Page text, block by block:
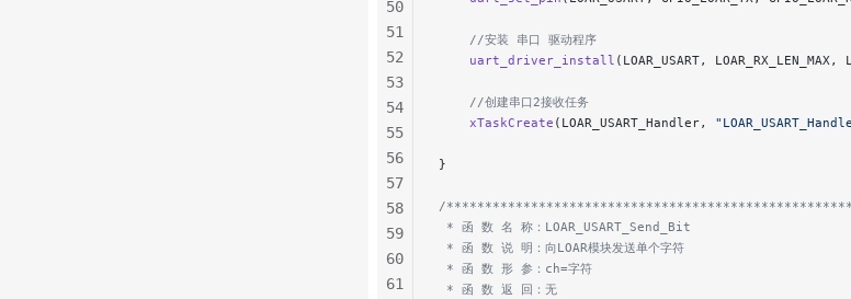
    //安装 串口 驱动程序
    uart_driver_install
(LOAR_USART, LOAR_RX_LEN_MAX,
    //创建串口2接收任务
    xTaskCreate
(LOAR_USART_Handler,
}
/
* 函 数 名 称：LOAR_USART_Send_Bit
* 函 数 说 明：向LOAR模块发送单个字符
* 函 数 形 参：ch=字符
* 函 数 返 回：无
50
51
52
53
54
55
56
57
58
59
60
61